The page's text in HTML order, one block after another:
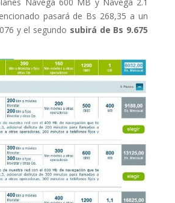
pasará de Bs 268,35 a un
y el segundo subirá de Bs 9.675